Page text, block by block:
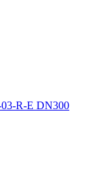
R-E DN300